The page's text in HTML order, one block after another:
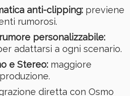
anti-clipping:previene
rumorosi.
personalizzabile:
adattarsi a ogni scenario.
e Stereo:maggiore
diretta con Osmo